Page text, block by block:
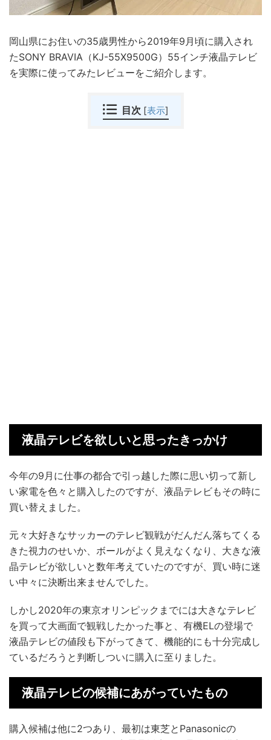
岡山県にお住いの35歳男性から2019年9月頃に購入され
たSONY BRAVIA（KJ-55X9500G）55インチ液晶テレビ
を実際に使ってみたレビューをご紹介します。
目次 [表示]
液晶テレビを欲しいと思ったきっかけ
今年の9月に仕事の都合で引っ越した際に思い切って新し
い家電を色々と購入したのですが、液晶テレビもその時に
買い替えました。
元々大好きなサッカーのテレビ観戦がだんだん落ちてくる
きた視力のせいか、ボールがよく見えなくなり、大きな液
晶テレビが欲しいと数年考えていたのですが、買い時に迷
い中々に決断出来ませんでした。
しかし2020年の東京オリンピックまでには大きなテレビ
を買って大画面で観戦したかった事と、有機ELの登場で
液晶テレビの値段も下がってきて、機能的にも十分完成し
ているだろうと判断しついに購入に至りました。
液晶テレビの候補にあがっていたもの
購入候補は他に2つあり、最初は東芝とPanasonicの